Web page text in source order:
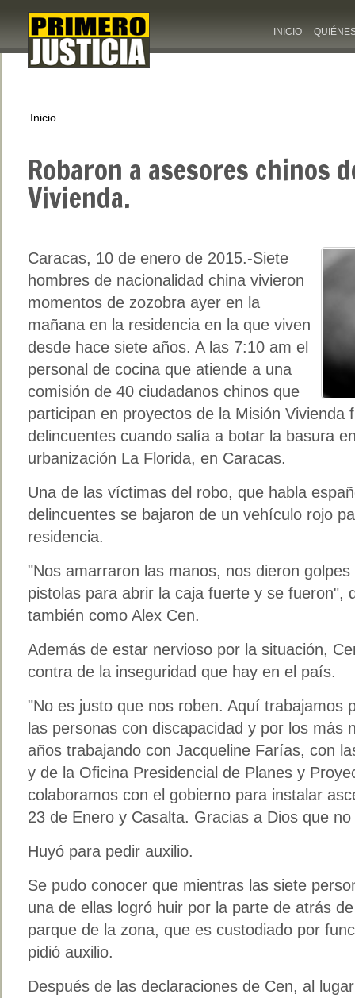
INICIO
Inicio
Robaron a asesores chinos
Vivienda.
Caracas, 10 de enero de 2015.-Siete
hombres de nacionalidad china vivieron
momentos de zozobra ayer en la
mañana en la residencia en la que viven
desde hace siete años. A las 7:10 am el
personal de cocina que atiende a una
comisión de 40 ciudadanos chinos que
participan en proyectos de la Misión Vivienda
delincuentes cuando salía a botar la basura
urbanización La Florida, en Caracas.
Una de las víctimas del robo, que habla
delincuentes se bajaron de un vehículo rojo
residencia.
"Nos amarraron las manos, nos dieron
pistolas para abrir la caja fuerte y se fueron",
también como Alex Cen.
Además de estar nervioso por la situación,
contra de la inseguridad que hay en el país.
"No es justo que nos roben. Aquí trabajamos
las personas con discapacidad y por los más
años trabajando con Jacqueline Farías, con
y de la Oficina Presidencial de Planes y
colaboramos con el gobierno para instalar
23 de Enero y Casalta. Gracias a Dios que
Huyó para pedir auxilio.
Se pudo conocer que mientras las siete
una de ellas logró huir por la parte de atrás
parque de la zona, que es custodiado por
pidió auxilio.
Después de las declaraciones de Cen, al